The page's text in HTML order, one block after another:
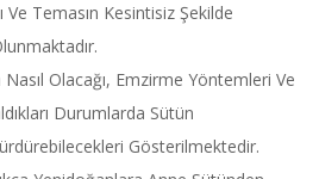
Temasın Kesintisiz Şekilde
Olacağı, Emzirme Yöntemleri Ve
Durumlarda Sütün
Gösterilmektedir.